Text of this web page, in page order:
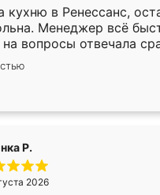
кухню в Ренессанс,
Менеджер всё
на вопросы отвечала
в субботу,
ответственностью.
работали
Р.
2026